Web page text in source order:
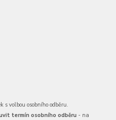
s volbou osobního odběru.
termín osobního odběru - na